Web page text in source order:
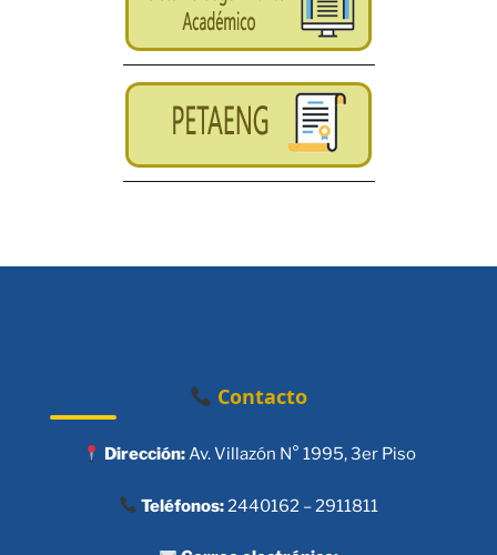
Contacto
Dirección:Av. Villazón N° 1995, 3er Piso
Teléfonos:2440162 – 2911811